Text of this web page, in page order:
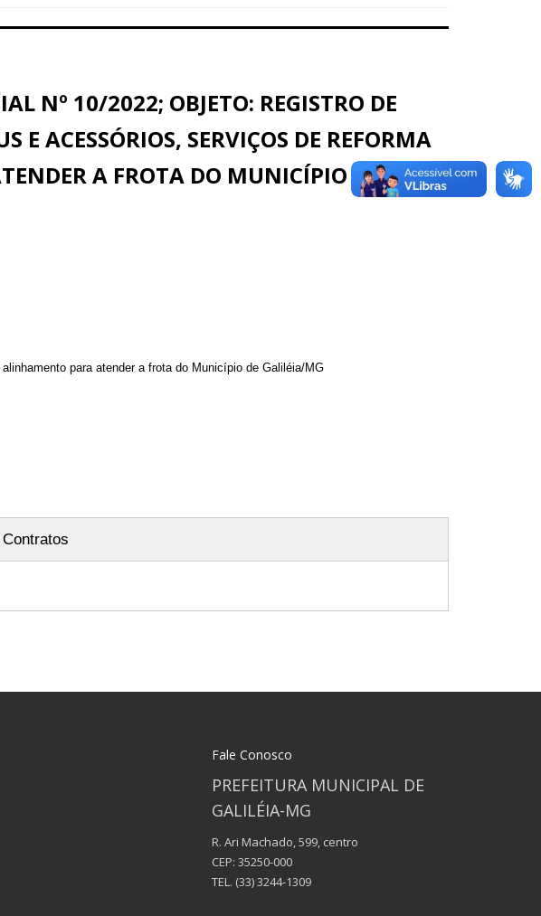
Nº 10/2022; OBJETO: REGISTRO DE
E ACESSÓRIOS, SERVIÇOS DE REFORMA
A FROTA DO MUNICÍPIO DE
para atender a frota do Município de Galiléia/MG
Contratos
Fale Conosco
PREFEITURA MUNICIPAL DE
GALILÉIA-MG
R. Ari Machado, 599, centro
CEP: 35250-000
TEL. (33) 3244-1309